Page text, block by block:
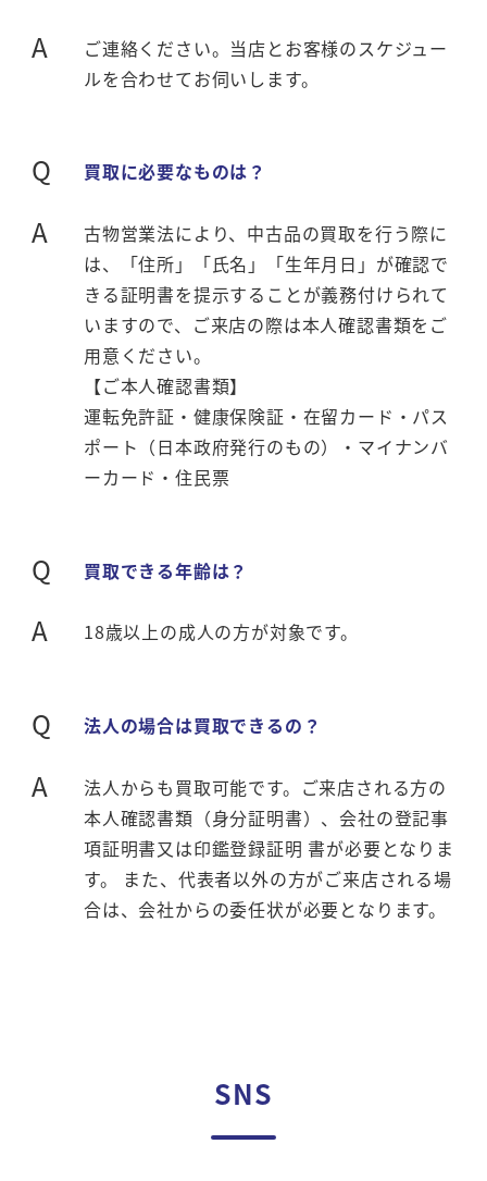
A
ご連絡ください。当店とお客様のスケジュー
ルを合わせてお伺いします。
Q 買取に必要なものは？
A
古物営業法により、中古品の買取を行う際に
は、「住所」「氏名」「生年月日」が確認で
きる証明書を提示することが義務付けられて
いますので、ご来店の際は本人確認書類をご
用意ください。
【ご本人確認書類】
運転免許証・健康保険証・在留カード・パス
ポート（日本政府発行のもの）・マイナンバ
ーカード・住民票
Q 買取できる年齢は？
A 18歳以上の成人の方が対象です。
Q 法人の場合は買取できるの？
A
法人からも買取可能です。ご来店される方の
本人確認書類（身分証明書）、会社の登記事
項証明書又は印鑑登録証明 書が必要となりま
す。 また、代表者以外の方がご来店される場
合は、会社からの委任状が必要となります。
SNS